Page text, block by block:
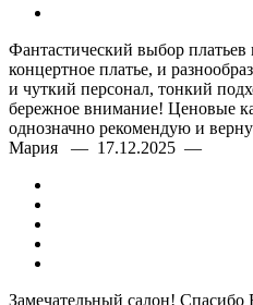
Фантастический выбор
концертное платье, и
и чуткий персонал, тонкий
бережное внимание! Ценовые
однозначно рекомендую и
Мария — 17.12.2025 —
Замечательный салон!